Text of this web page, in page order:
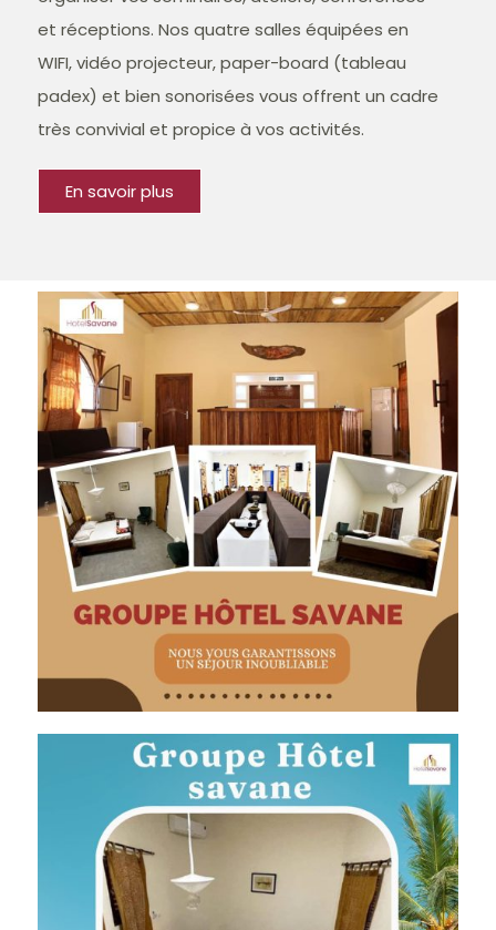
et réceptions. Nos quatre salles équipées en
WIFI, vidéo projecteur, paper-board (tableau
padex) et bien sonorisées vous offrent un cadre
très convivial et propice à vos activités.
En savoir plus